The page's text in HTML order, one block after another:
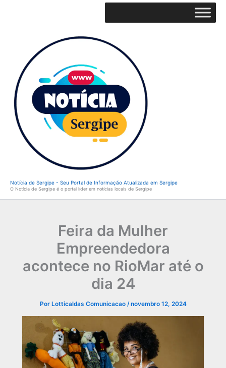
Notícia de Sergipe - Seu Portal de Informação Atualizada em Sergipe
O Notícia de Sergipe é o portal líder em notícias locais de Sergipe
Feira da Mulher
Empreendedora
acontece no RioMar até o
dia 24
Por Lotticaldas Comunicacao /novembro 12, 2024